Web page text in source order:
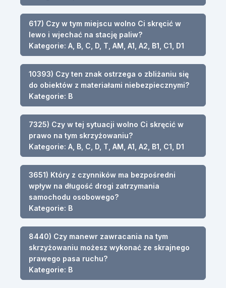
617) Czy w tym miejscu wolno Ci skręcić w
lewo i wjechać na stację paliw?
Kategorie: A, B, C, D, T, AM, A1, A2, B1, C1, D1
10393) Czy ten znak ostrzega o zbliżaniu się
do obiektów z materiałami niebezpiecznymi?
Kategorie: B
7325) Czy w tej sytuacji wolno Ci skręcić w
prawo na tym skrzyżowaniu?
Kategorie: A, B, C, D, T, AM, A1, A2, B1, C1, D1
3651) Który z czynników ma bezpośredni
wpływ na długość drogi zatrzymania
samochodu osobowego?
Kategorie: B
8440) Czy manewr zawracania na tym
skrzyżowaniu możesz wykonać ze skrajnego
prawego pasa ruchu?
Kategorie: B